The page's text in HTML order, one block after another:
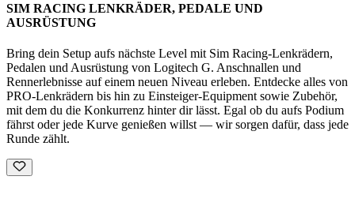
SIM RACING LENKRÄDER, PEDALE UND
AUSRÜSTUNG
Bring dein Setup aufs nächste Level mit Sim Racing-Lenkrädern,
Pedalen und Ausrüstung von Logitech G. Anschnallen und
Rennerlebnisse auf einem neuen Niveau erleben. Entdecke alles von
PRO-Lenkrädern bis hin zu Einsteiger-Equipment sowie Zubehör,
mit dem du die Konkurrenz hinter dir lässt. Egal ob du aufs Podium
fährst oder jede Kurve genießen willst — wir sorgen dafür, dass jede
Runde zählt.